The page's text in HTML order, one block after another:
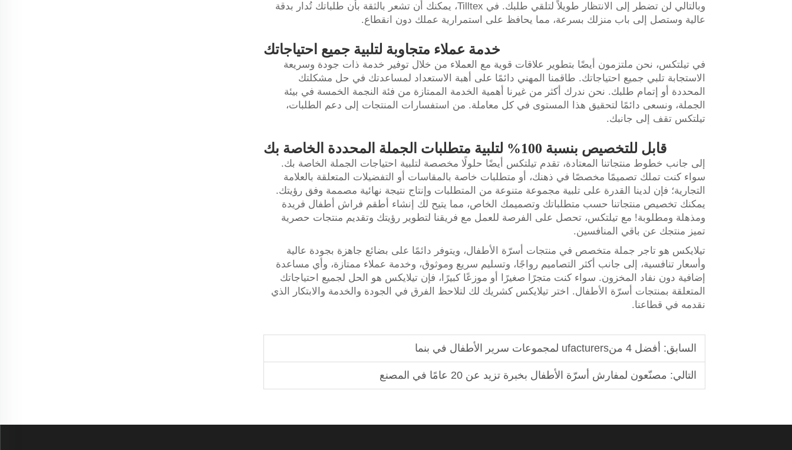
وبالتالي لن تضطر إلى الانتظار طويلاً لتلقي طلبك. في Tilltex، يمكنك أن تشعر بالثقة بأن طلباتك تُدار بدقة
عالية وستصل إلى باب منزلك بسرعة، مما يحافظ على استمرارية عملك دون انقطاع.
خدمة عملاء متجاوبة لتلبية جميع احتياجاتك
في تيلتكس، نحن ملتزمون أيضًا بتطوير علاقات قوية مع العملاء من خلال توفير خدمة ذات جودة وسريعة
الاستجابة تلبي جميع احتياجاتك. طاقمنا المهني دائمًا على أهبة الاستعداد لمساعدتك في حل مشكلتك
المحددة أو إتمام طلبك. نحن ندرك أكثر من غيرنا أهمية الخدمة الممتازة من فئة النجمة الخمسة في بيئة
الجملة، ونسعى دائمًا لتحقيق هذا المستوى في كل معاملة. من استفسارات المنتجات إلى دعم الطلبات،
تيلتكس تقف إلى جانبك.
قابل للتخصيص بنسبة 100% لتلبية متطلبات الجملة المحددة الخاصة بك
إلى جانب خطوط منتجاتنا المعتادة، تقدم تيلتكس أيضًا حلولًا مخصصة لتلبية احتياجات الجملة الخاصة بك.
سواء كنت تملك تصميمًا مخصصًا في ذهنك، أو متطلبات خاصة بالمقاسات أو التفضيلات المتعلقة بالعلامة
التجارية؛ فإن لدينا القدرة على تلبية مجموعة متنوعة من المتطلبات وإنتاج نتيجة نهائية مصممة وفق رؤيتك.
يمكنك تخصيص منتجاتنا حسب متطلباتك وتصميمك الخاص، مما يتيح لك إنشاء أطقم فراش أطفال فريدة
ومذهلة ومطلوبة! مع تيلتكس، تحصل على الفرصة للعمل مع فريقنا لتطوير رؤيتك وتقديم منتجات حصرية
تميز منتجك عن باقي المنافسين.
تيلايكس هو تاجر جملة متخصص في منتجات أسرّة الأطفال، ويتوفر دائمًا على بضائع جاهزة بجودة عالية
وأسعار تنافسية، إلى جانب أكثر التصاميم رواجًا، وتسليم سريع وموثوق، وخدمة عملاء ممتازة، وأي مساعدة
إضافية دون نفاد المخزون. سواء كنت متجرًا صغيرًا أو موزعًا كبيرًا، فإن تيلايكس هو الحل لجميع احتياجاتك
المتعلقة بمنتجات أسرّة الأطفال. اختر تيلايكس كشريك لك لتلاحظ الفرق في الجودة والخدمة والابتكار الذي
نقدمه في قطاعنا.
السابق: أفضل 4 منufacturers لمجموعات سرير الأطفال في بنما
التالي: مصنّعون لمفارش أسرّة الأطفال بخبرة تزيد عن 20 عامًا في المصنع